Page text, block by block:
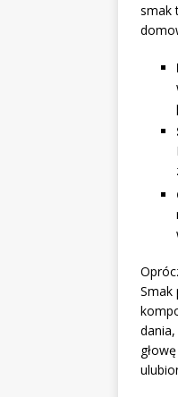
smak
Smak